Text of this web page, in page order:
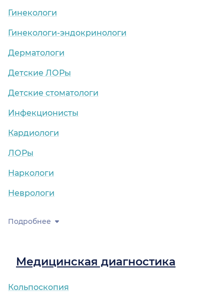
Гинекологи
Гинекологи-эндокринологи
Дерматологи
Детские ЛОРы
Детские стоматологи
Инфекционисты
Кардиологи
ЛОРы
Наркологи
Неврологи
Подробнее
Медицинская диагностика
Кольпоскопия